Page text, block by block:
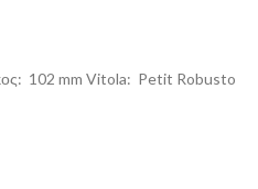
102 mm Vitola: Petit Robusto